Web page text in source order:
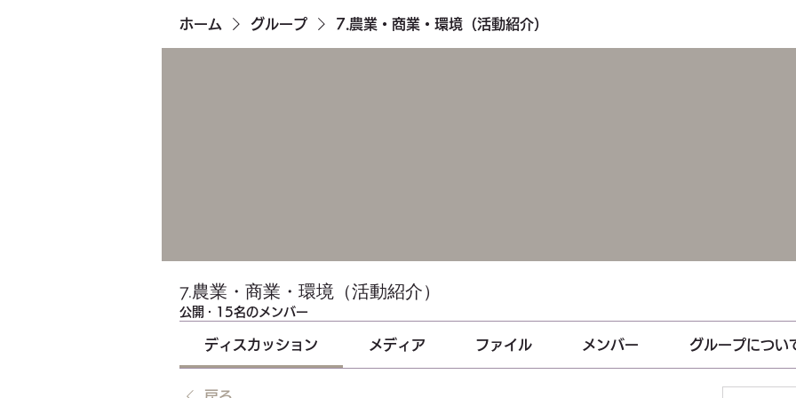
ホーム グループ 7.農業・商業・環境（活動紹介）
7.農業・商業・環境（活動紹介）
公開 · 15名のメンバー
ディスカッション メディア ファイル メンバー グループについ